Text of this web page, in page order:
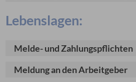
Lebenslagen:
Melde- und Zahlungspflichten
Meldung an den Arbeitgeber